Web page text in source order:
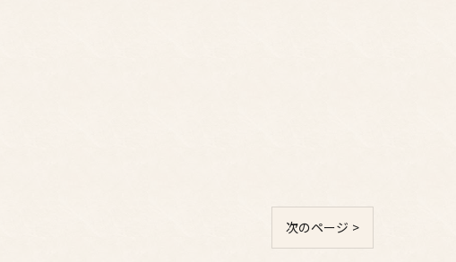
次のページ >